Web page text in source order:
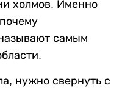
холмов. Именно
самым
нужно свернуть с